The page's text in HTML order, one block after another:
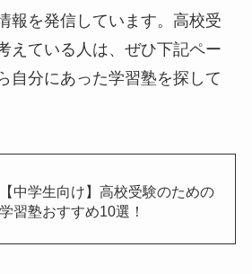
報を発信しています。高校受
えている人は、ぜひ下記ペー
自分にあった学習塾を探して
【中学生向け】高校受験のための
学習塾おすすめ10選！